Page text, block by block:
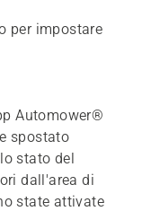
per impostare
Automower®
spostato
stato del
dall'area di
state attivate